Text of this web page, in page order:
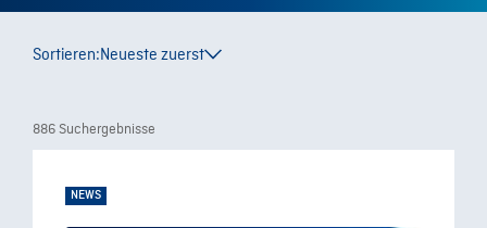
Sortieren:Neueste zuerst
886 Suchergebnisse
NEWS